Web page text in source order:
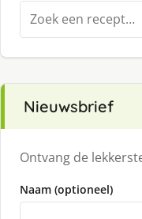
Zoeken
naar:
Nieuwsbrief
Ontvang de
Naam (optioneel)